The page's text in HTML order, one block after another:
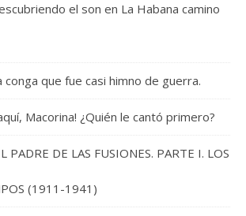
el son en La Habana camino
conga que fue casi himno de guerra.
Macorina! ¿Quién le cantó primero?
PADRE DE LAS FUSIONES. PARTE I. LOS
(1911-1941)